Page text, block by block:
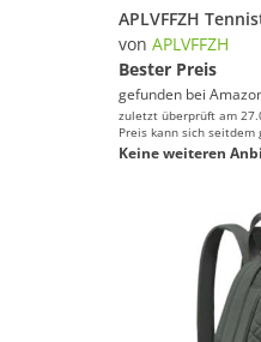
von APLVFFZH
Bester Preis
gefunden bei
zuletzt überprüft am
Preis kann sich seitdem
Keine weiteren